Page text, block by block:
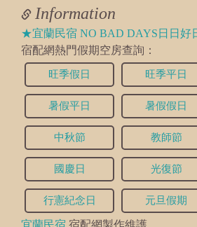
Information
★宜蘭民宿 NO BAD DAYS日日好
宿配網熱門假期空房查詢：
旺季假日 旺季平日
暑假平日 暑假假日
中秋節 教師節
國慶日 光復節
行憲紀念日 元旦假期
宜蘭民宿 宿配網製作維護